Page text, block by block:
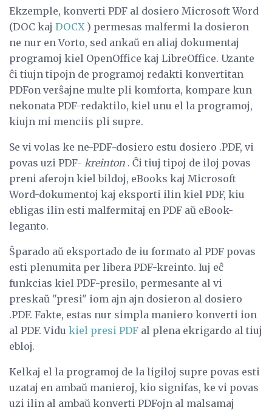
Ekzemple, konverti PDF al dosiero Microsoft Word
(DOC kaj DOCX ) permesas malfermi la dosieron
ne nur en Vorto, sed ankaŭ en aliaj dokumentaj
programoj kiel OpenOffice kaj LibreOffice. Uzante
ĉi tiujn tipojn de programoj redakti konvertitan
PDFon verŝajne multe pli komforta, kompare kun
nekonata PDF-redaktilo, kiel unu el la programoj,
kiujn mi menciis pli supre.
Se vi volas ke ne-PDF-dosiero estu dosiero .PDF, vi
povas uzi PDF- kreinton . Ĉi tiuj tipoj de iloj povas
preni aferojn kiel bildoj, eBooks kaj Microsoft
Word-dokumentoj kaj eksporti ilin kiel PDF, kiu
ebligas ilin esti malfermitaj en PDF aŭ eBook-
leganto.
Ŝparado aŭ eksportado de iu formato al PDF povas
esti plenumita per libera PDF-kreinto. Iuj eĉ
funkcias kiel PDF-presilo, permesante al vi
preskaŭ "presi" iom ajn ajn dosieron al dosiero
.PDF. Fakte, estas nur simpla maniero konverti ion
al PDF. Vidu kiel presi PDF al plena ekrigardo al tiuj
ebloj.
Kelkaj el la programoj de la ligiloj supre povas esti
uzataj en ambaŭ manieroj, kio signifas, ke vi povas
uzi ilin al ambaŭ konverti PDFojn al malsamaj